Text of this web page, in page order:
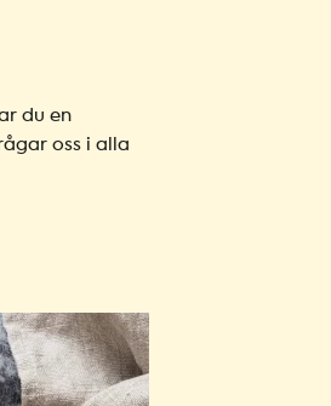
du en
oss i alla